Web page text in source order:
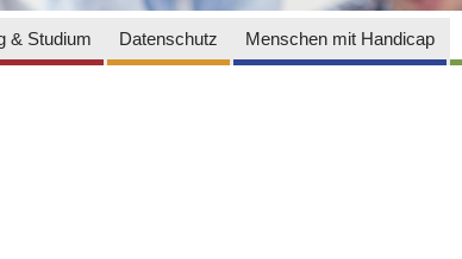
& Studium Datenschutz Menschen mit Handicap